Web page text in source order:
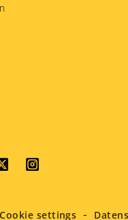
Cookie settings